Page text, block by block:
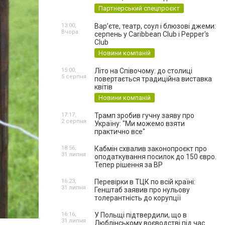
Партнерський спецпроєкт
Вар’єте, театр, соул і блюзові джеми:
серпень у Caribbean Club і Pepper's
Club
Новини компаній
13:00,
Вчора
Літо на Співочому: до столиці
повертається традиційна виставка
квітів
Новини компаній
15:00,
5 серпня
Трамп зробив гучну заяву про
Україну: "Ми можемо взяти
практично все"
17:17,
2 серпня
Кабмін схвалив законопроєкт про
оподаткування посилок до 150 євро.
Тепер рішення за ВР
18:56,
31 липня
Перевірки в ТЦК по всій країні:
Генштаб заявив про нульову
толерантність до корупції
16:23,
31 липня
У Польщі підтвердили, що в
Люблінському воєводстві під час
16:16,
31 липня